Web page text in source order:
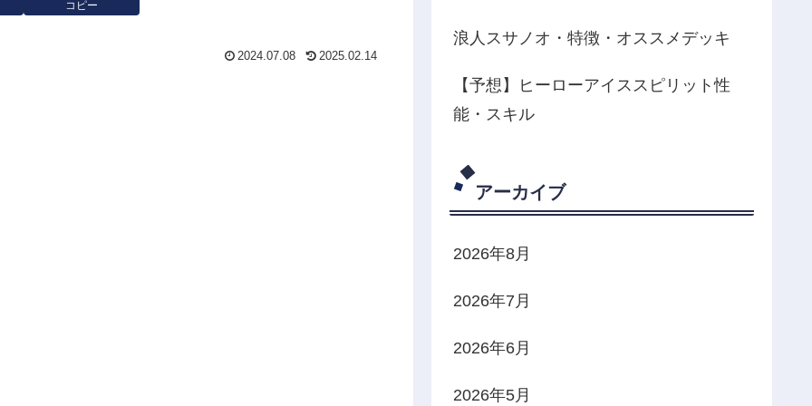
コピー
2024.07.08 2025.02.14
浪人スサノオ・特徴・オススメデッキ
【予想】ヒーローアイススピリット性
能・スキル
アーカイブ
2026年8月
2026年7月
2026年6月
2026年5月